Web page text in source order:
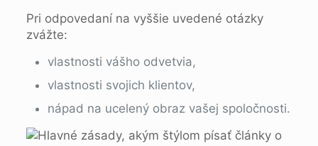
Pri odpovedaní na vyššie uvedené otázky
zvážte:
vlastnosti vášho odvetvia,
vlastnosti svojich klientov,
nápad na ucelený obraz vašej spoločnosti.